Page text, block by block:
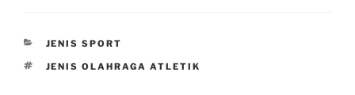
CATEGORIES
JENIS SPORT
TAGS
JENIS OLAHRAGA ATLETIK